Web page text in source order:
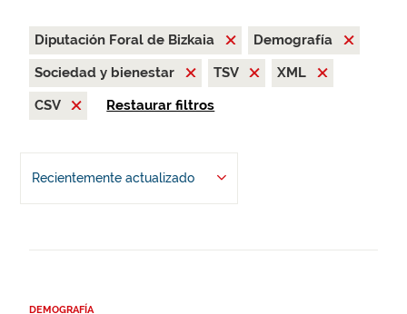
Diputación Foral de Bizkaia
Demografía
Sociedad y bienestar
TSV
XML
CSV
Restaurar filtros
Recientemente actualizado
DEMOGRAFÍA